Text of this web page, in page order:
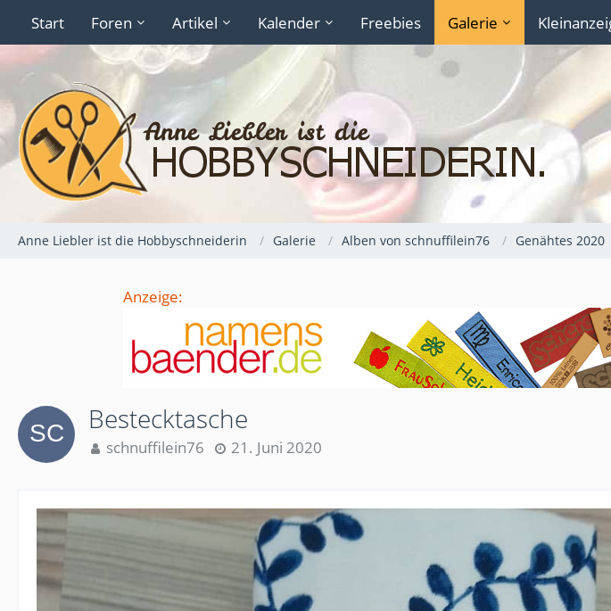
Start Foren Artikel Kalender Freebies Galerie
Anne Liebler ist die Hobbyschneiderin Galerie Alben von schnuffilein76 Genähtes 2020
Anzeige:
Bestecktasche
schnuffilein76 21. Juni 2020